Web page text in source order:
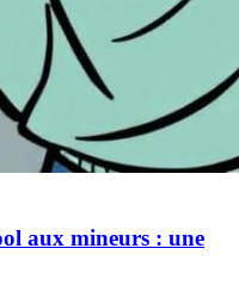
aux mineurs : une